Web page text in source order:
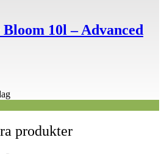
10l – Advanced
produkter